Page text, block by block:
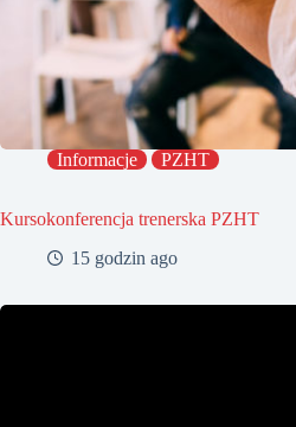
Informacje PZHT
Kursokonferencja trenerska PZHT
15 godzin ago